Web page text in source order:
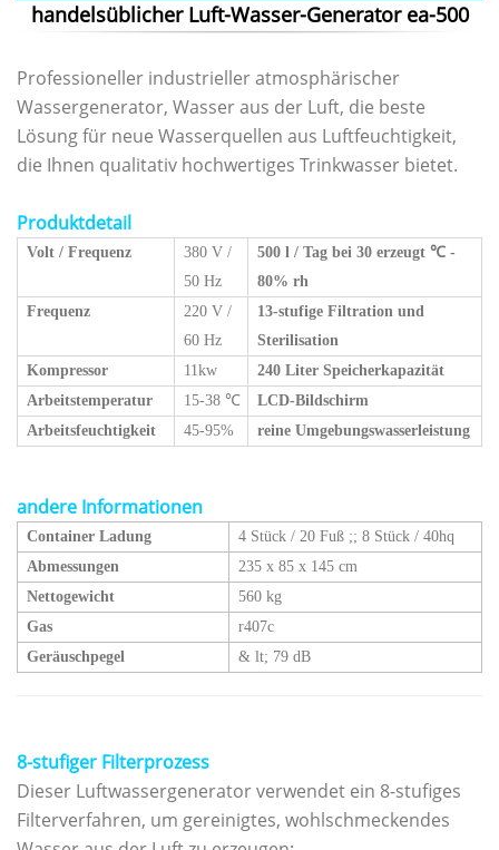
handelsüblicher Luft-Wasser-Generator ea-500
Professioneller industrieller atmosphärischer
Wassergenerator, Wasser aus der Luft, die beste
Lösung für neue Wasserquellen aus Luftfeuchtigkeit,
die Ihnen qualitativ hochwertiges Trinkwasser bietet.
Produktdetail
Volt / Frequenz
380 V /
50 Hz
500 l / Tag bei 30 erzeugt ℃ -
80% rh
Frequenz
220 V /
60 Hz
13-stufige Filtration und
Sterilisation
Kompressor
11kw
240 Liter Speicherkapazität
Arbeitstemperatur
15-38 ℃
LCD-Bildschirm
Arbeitsfeuchtigkeit
45-95% reine Umgebungswasserleistung
andere Informationen
Container Ladung 4 Stück / 20 Fuß ;; 8 Stück / 40hq
Abmessungen
235 x 85 x 145 cm
Nettogewicht
560 kg
Gas
r407c
Geräuschpegel
& lt; 79 dB
8-stufiger Filterprozess
Dieser Luftwassergenerator verwendet ein 8-stufiges
Filterverfahren, um gereinigtes, wohlschmeckendes